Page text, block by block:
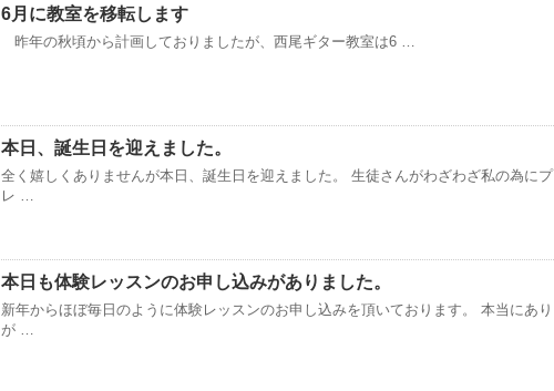
6月に教室を移転します
昨年の秋頃から計画しておりましたが、西尾ギター教室は6 …
本日、誕生日を迎えました。
全く嬉しくありませんが本日、誕生日を迎えました。 生徒さんがわざわざ私の為にプ
レ …
本日も体験レッスンのお申し込みがありました。
新年からほぼ毎日のように体験レッスンのお申し込みを頂いております。 本当にあり
が …